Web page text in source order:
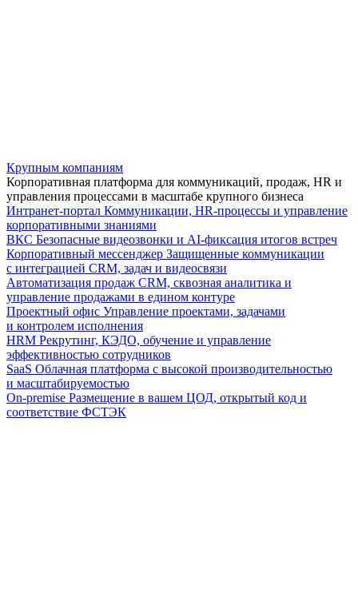
Крупным компаниям
Корпоративная платформа для коммуникаций, продаж, HR и
управления процессами в масштабе крупного бизнеса
Интранет-портал Коммуникации, HR-процессы и управление
корпоративными знаниями
ВКС Безопасные видеозвонки и AI-фиксация итогов встреч
Корпоративный мессенджер Защищенные коммуникации
с интеграцией CRM, задач и видеосвязи
Автоматизация продаж CRM, сквозная аналитика и
управление продажами в едином контуре
Проектный офис Управление проектами, задачами
и контролем исполнения
HRM Рекрутинг, КЭДО, обучение и управление
эффективностью сотрудников
SaaS Облачная платформа с высокой производительностью
и масштабируемостью
On-premise Размещение в вашем ЦОД, открытый код и
соответствие ФСТЭК